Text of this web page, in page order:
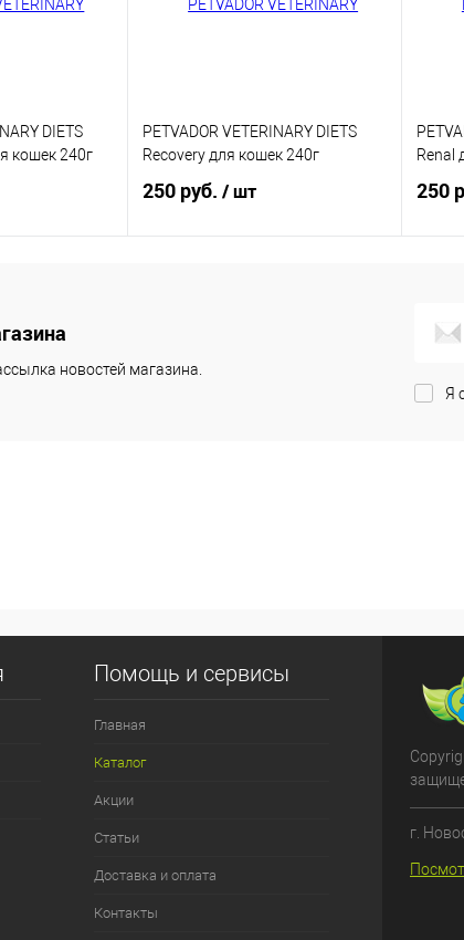
DIETS
кошек 240г
PETVADOR VETERINARY DIETS
Recovery для кошек 240г
250 руб. / шт
В избранное
Renal
250
новостей магазина.
Я
Помощь и сервисы
Главная
Каталог
Акции
Статьи
Доставка и оплата
Контакты
г.